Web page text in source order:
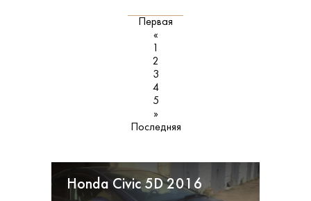
Первая
«
2
3
4
5
»
Последняя
Honda Civic 5D 2016